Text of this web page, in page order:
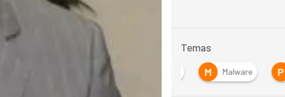
Temas
M Malware P